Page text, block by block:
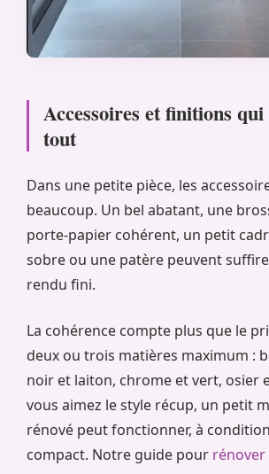
Accessoires et finitions
tout
Dans une petite pièce, les
beaucoup. Un bel abatant, une
porte-papier cohérent, un petit
sobre ou une patère peuvent
rendu fini.
La cohérence compte plus que le
deux ou trois matières maximum :
noir et laiton, chrome et vert, osier
vous aimez le style récup, un petit
rénové peut fonctionner, à
compact. Notre guide pour